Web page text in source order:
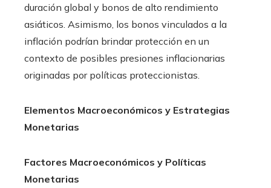
duración global y bonos de alto rendimiento
asiáticos. Asimismo, los bonos vinculados a la
inflación podrían brindar protección en un
contexto de posibles presiones inflacionarias
originadas por políticas proteccionistas.
Elementos Macroeconómicos y Estrategias
Monetarias
Factores Macroeconómicos y Políticas
Monetarias